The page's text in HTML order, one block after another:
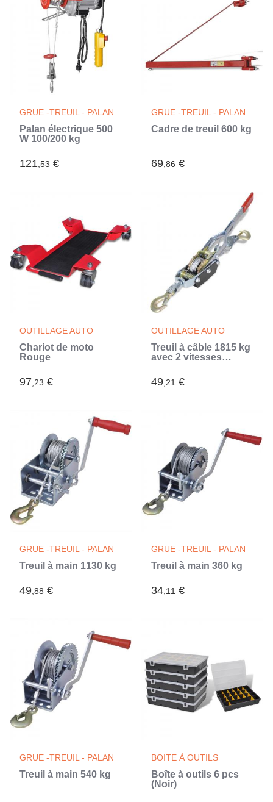
GRUE -TREUIL - PALAN
Palan électrique 500
W 100/200 kg
121,53 €
GRUE -TREUIL - PALAN
Cadre de treuil 600 kg
69,86 €
OUTILLAGE AUTO
Chariot de moto
Rouge
97,23 €
OUTILLAGE AUTO
Treuil à câble 1815 kg
avec 2 vitesses
49,21 €
GRUE -TREUIL - PALAN
Treuil à main 1130 kg
49,88 €
GRUE -TREUIL - PALAN
Treuil à main 360 kg
34,11 €
GRUE -TREUIL - PALAN
Treuil à main 540 kg
BOITE À OUTILS
Boîte à outils 6 pcs
(Noir)